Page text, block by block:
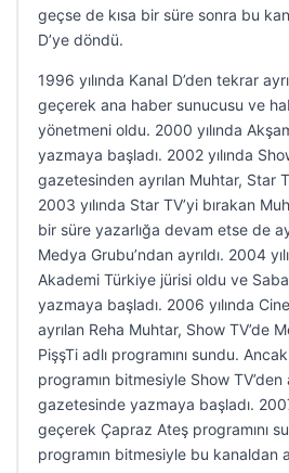
geçse de kısa bir süre sonra bu
D’ye döndü.
1996 yılında Kanal D’den tekrar
geçerek ana haber sunucusu ve
yönetmeni oldu. 2000 yılında
yazmaya başladı. 2002 yılında
gazetesinden ayrılan Muhtar, Star
2003 yılında Star TV’yi bırakan
bir süre yazarlığa devam etse de
Medya Grubu’ndan ayrıldı. 2004
Akademi Türkiye jürisi oldu ve
yazmaya başladı. 2006 yılında
ayrılan Reha Muhtar, Show TV’de
PişşTi adlı programını sundu.
programın bitmesiyle Show TV’den
gazetesinde yazmaya başladı. 2007
geçerek Çapraz Ateş programını
programın bitmesiyle bu kanaldan